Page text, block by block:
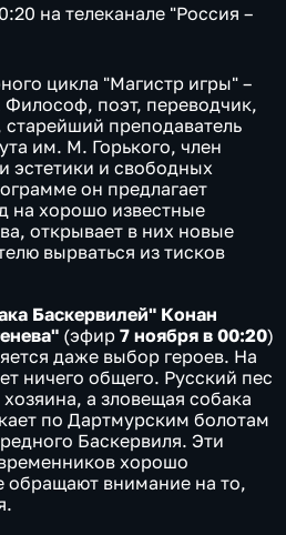
на телеканале "Россия –
цикла "Магистр игры" –
поэт, переводчик,
преподаватель
им. М. Горького, член
эстетики и свободных
он предлагает
на хорошо известные
открывает в них новые
вырваться из тисков
Баскервилей" Конан
(эфир7 ноября в 00:20)
даже выбор героев. На
ничего общего. Русский пес
а зловещая собака
по Дартмурским болотам
Баскервиля. Эти
хорошо
обращают внимание на то,